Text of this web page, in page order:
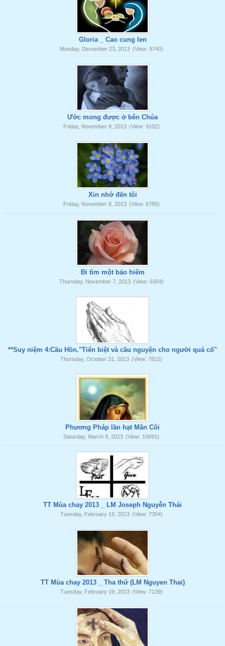
Gloria _ Cao cung len
Monday, December 23, 2013 (View: 9740)
Ước mong được ở bên Chúa
Friday, November 8, 2013 (View: 9102)
Xin nhớ đến tôi
Friday, November 8, 2013 (View: 6785)
Đi tìm một bảo hiểm
Thursday, November 7, 2013 (View: 6304)
**Suy niệm 4:Cầu Hồn."Tiển biệt và cầu nguyện cho người quá cố"
Thursday, October 31, 2013 (View: 7812)
Phương Pháp lần hạt Mân Côi
Saturday, March 9, 2013 (View: 15691)
TT Mùa chay 2013 _ LM Joseph Nguyễn Thái
Tuesday, February 19, 2013 (View: 7354)
TT Mùa chay 2013 _ Tha thứ (LM Nguyen Thai)
Tuesday, February 19, 2013 (View: 7139)